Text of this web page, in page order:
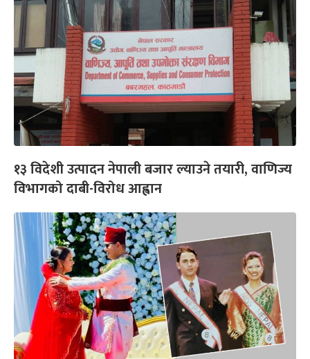
१३ विदेशी उत्पादन नेपाली बजार ल्याउने तयारी, वाणिज्य
विभागको दाबी-विरोध आह्वान